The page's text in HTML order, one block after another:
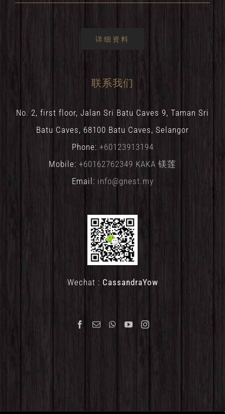
详细资料
联系我们
No. 2, first floor, Jalan Sri Batu Caves 9, Taman Sri
Batu Caves, 68100 Batu Caves, Selangor
Phone: +60123913194
Mobile: +60162762349 KAKA 镁莲
Email: info@gnest.my
Wechat : CassandraYow